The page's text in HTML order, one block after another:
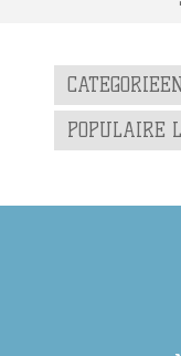
POPULAIRE